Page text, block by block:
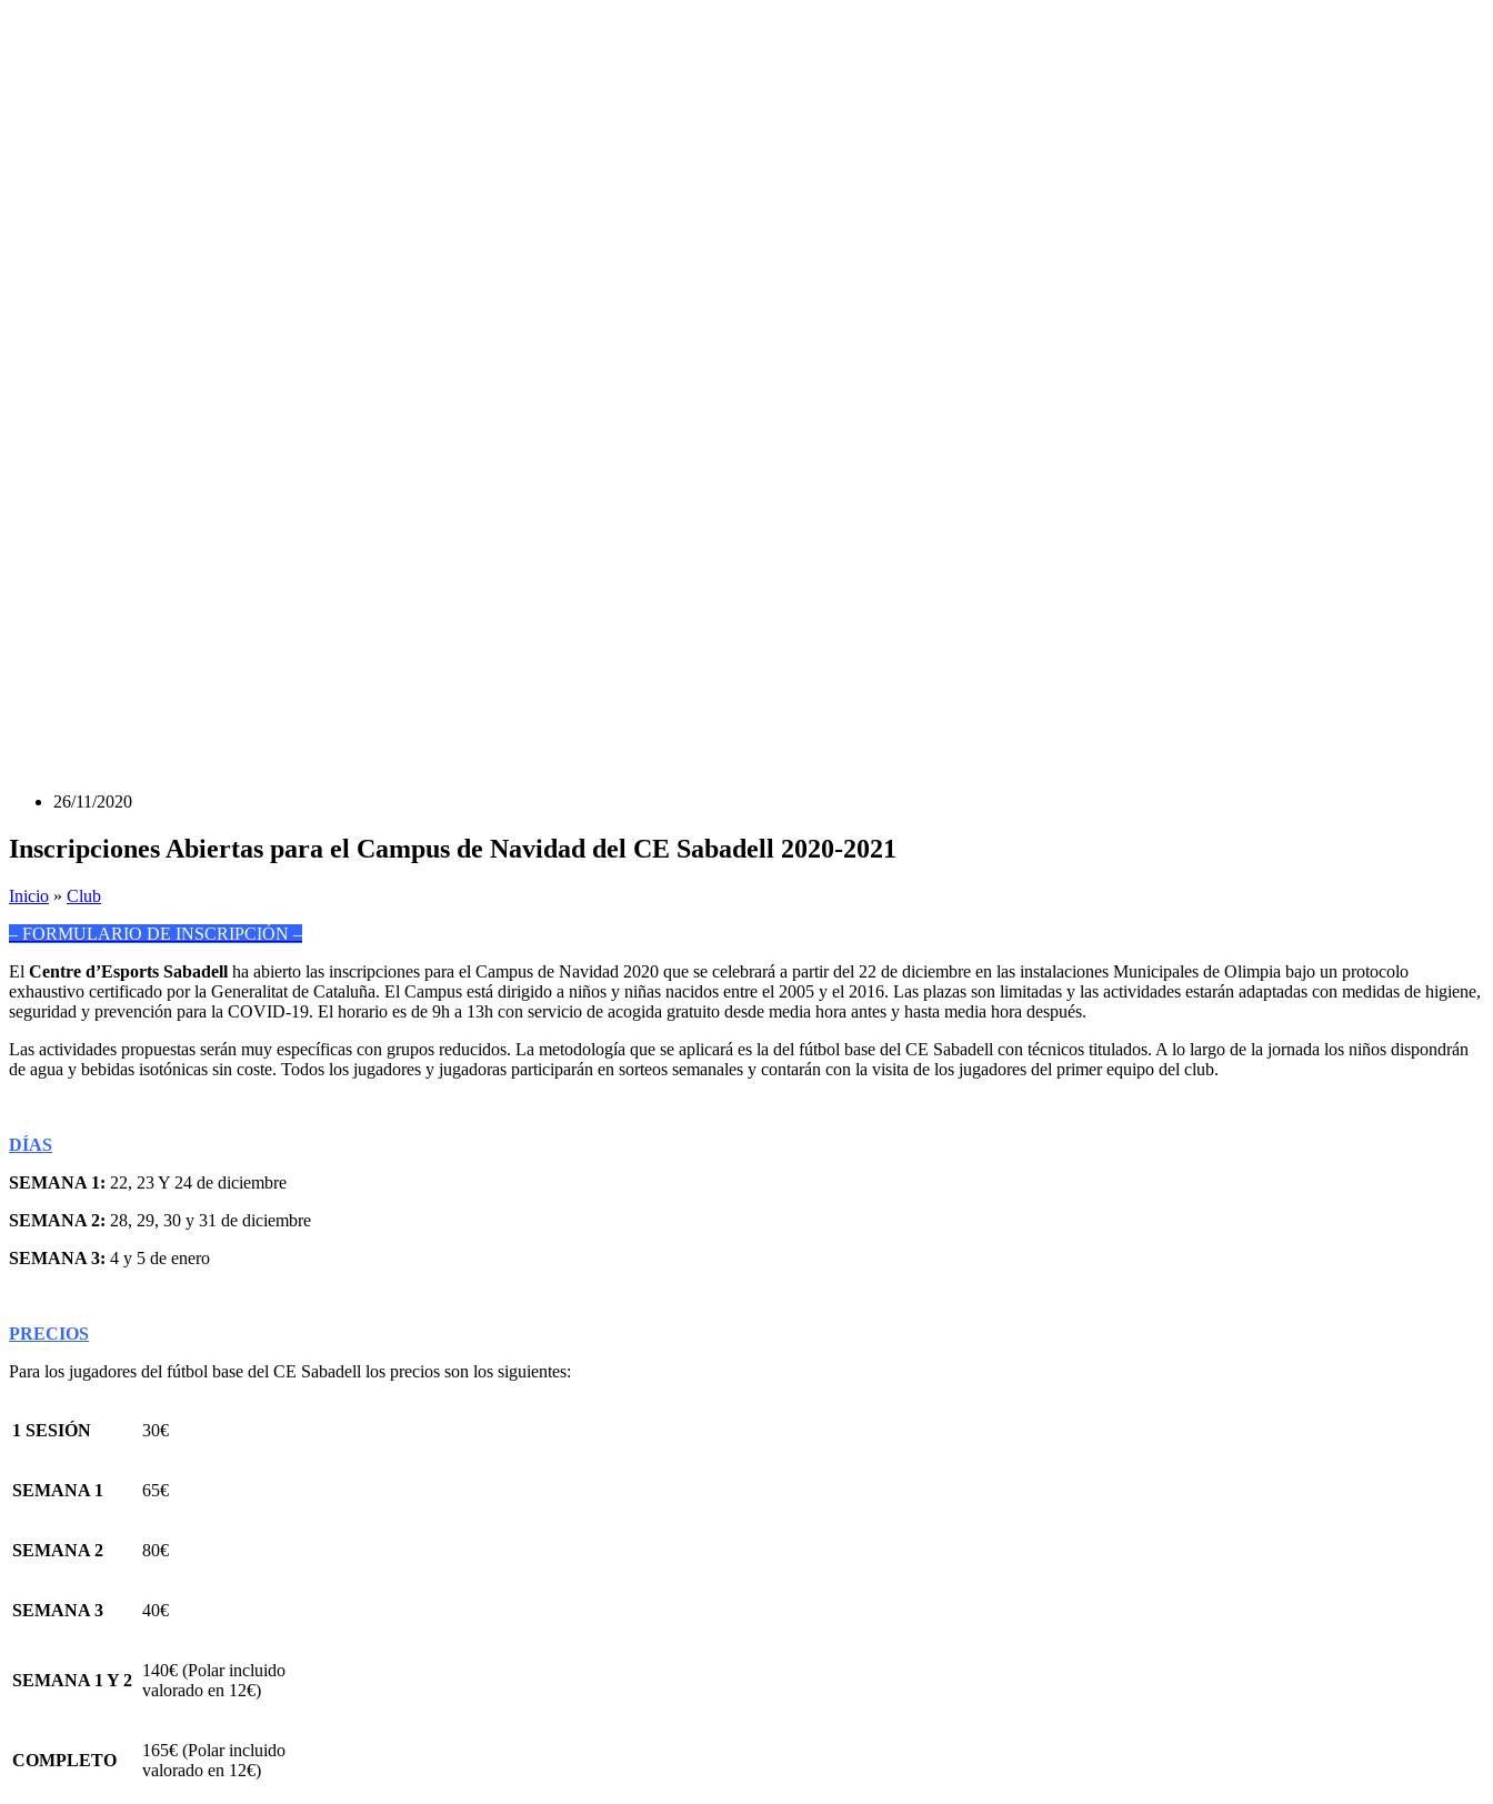
26/11/2020
Inscripciones Abiertas para el Campus de Navidad del CE Sabadell 2020-2021
Inicio » Club
– FORMULARIO DE INSCRIPCIÓN –
El Centre d’Esports Sabadell ha abierto las inscripciones para el Campus de Navidad 2020 que se celebrará a partir del 22 de diciembre en las instalaciones Municipales de Olimpia bajo un protocolo
exhaustivo certificado por la Generalitat de Cataluña. El Campus está dirigido a niños y niñas nacidos entre el 2005 y el 2016. Las plazas son limitadas y las actividades estarán adaptadas con medidas de higiene,
seguridad y prevención para la COVID-19. El horario es de 9h a 13h con servicio de acogida gratuito desde media hora antes y hasta media hora después.
Las actividades propuestas serán muy específicas con grupos reducidos. La metodología que se aplicará es la del fútbol base del CE Sabadell con técnicos titulados. A lo largo de la jornada los niños dispondrán
de agua y bebidas isotónicas sin coste. Todos los jugadores y jugadoras participarán en sorteos semanales y contarán con la visita de los jugadores del primer equipo del club.
DÍAS
SEMANA 1: 22, 23 Y 24 de diciembre
SEMANA 2: 28, 29, 30 y 31 de diciembre
SEMANA 3: 4 y 5 de enero
PRECIOS
Para los jugadores del fútbol base del CE Sabadell los precios son los siguientes:
1 SESIÓN 30€
SEMANA 1 65€
SEMANA 2 80€
SEMANA 3 40€
SEMANA 1 Y 2
140€ (Polar incluido
valorado en 12€)
COMPLETO
165€ (Polar incluido
valorado en 12€)